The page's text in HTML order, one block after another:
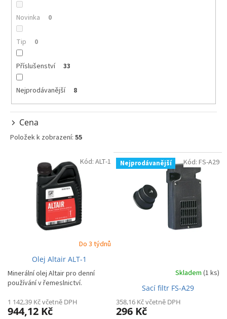
Novinka 0
Tip 0
Příslušenství 33
Nejprodávanější 8
Cena
Položek k zobrazení: 55
k
t
ů
Do 3 týdnů
Olej Altair ALT-1
Minerální olej Altair pro denní
používání v řemeslnictví.
1 142,39 Kč včetně DPH
944,12 Kč
Kód: ALT-1 Nejprodávanější
Skladem (1 ks)
Sací filtr FS-A29
358,16 Kč včetně DPH
296 Kč
Kód: FS-A29